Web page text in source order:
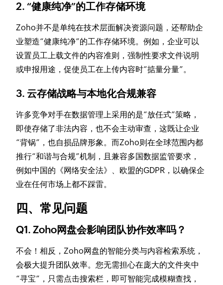
2. “健康纯净”的工作存储环境
Zoho并不是单纯在技术层面解决资源问题，还帮助企
业塑造“健康纯净”的工作存储环境。例如，企业可以
设置员工上载文件的内容准则，强制性要求文件说明
或申报用途，促使员工在上传内容时“掂量分量”。
3. 云存储战略与本地化合规兼容
许多竞争对手在数据管理上采用的是“放任式”策略，
即使存储了非法内容，也不会主动审查，这既让企业
“背锅”，也自损品牌形象。而Zoho则在全球范围内都
推行“和谐与合规”机制，且兼容多国数据监管要求，
例如中国的《网络安全法》、欧盟的GDPR，以确保企
业在任何市场上都不踩雷。
四、常见问题
Q1. Zoho网盘会影响团队协作效率吗？
不会！相反，Zoho网盘的智能分类与内容检索系统，
会极大提升团队效率。您无需担心在庞大的文件夹中
“寻宝”，只需点击搜索栏，即可智能完成模糊查找，